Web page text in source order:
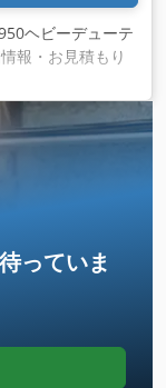
ヘビーデューテ
報・お見積もり
っていま